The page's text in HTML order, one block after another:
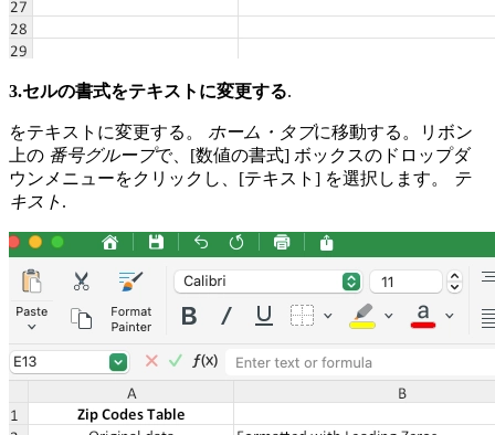
3.セルの書式をテキストに変更する.
をテキストに変更する。 ホーム・タブに移動する。リボン
上の 番号グループで、[数値の書式] ボックスのドロップダ
ウンメニューをクリックし、[テキスト] を選択します。
テ
キスト .